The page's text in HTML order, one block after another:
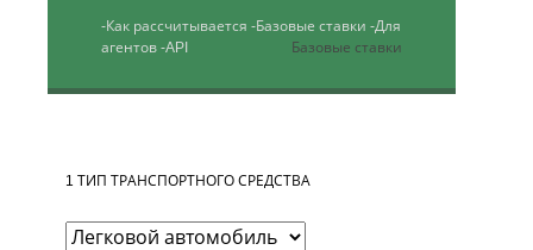
-Как рассчитывается -Базовые ставки -Для
агентов-API Базовые ставки
1 ТИП ТРАНСПОРТНОГО СРЕДСТВА